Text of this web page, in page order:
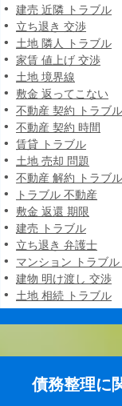
建売 近隣 トラブル
立ち退き 交渉
土地 隣人 トラブル
家賃 値上げ 交渉
土地 境界線
敷金 返ってこない
不動産 契約 トラブル
不動産 契約 時間
賃貸 トラブル
土地 売却 問題
不動産 解約 トラブル
トラブル 不動産
敷金 返還 期限
建売 トラブル
立ち退き 弁護士
マンション トラブル
建物 明け渡し 交渉
土地 相続 トラブル
債務整理に